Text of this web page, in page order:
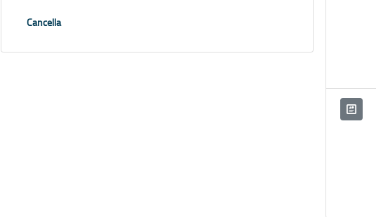
Cancella